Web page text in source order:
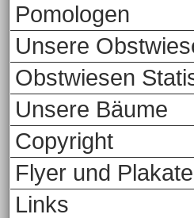
Pomologen
Unsere
Obstwiesen
Unsere Bäume
Copyright
Flyer und Plakate
Links